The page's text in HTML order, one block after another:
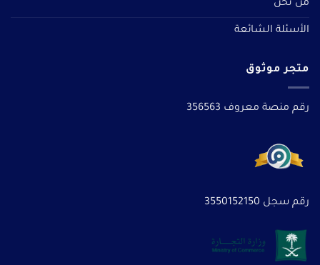
من نحن
الأسئلة الشائعة
متجر موثوق
رقم منصة معروف 356563
رقم سجل 3550152150